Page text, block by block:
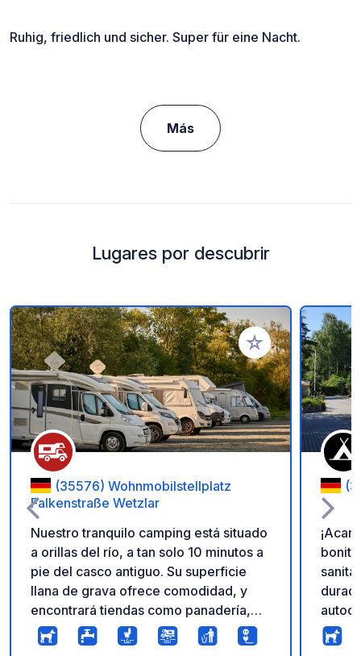
Ruhig, friedlich und sicher. Super für eine Nacht.
Más
Lugares por descubrir
Añadir a tus
(35576) Wohnmobilstellplatz
Falkenstraße Wetzlar
Nuestro tranquilo camping está situado
a orillas del río, a tan solo 10 minutos a
pie del casco antiguo. Su superficie
llana de grava ofrece comodidad, y
encontrará tiendas como panadería,
carnicería, supermercado y ferretería
en las inmediaciones. Un práctico
Zona